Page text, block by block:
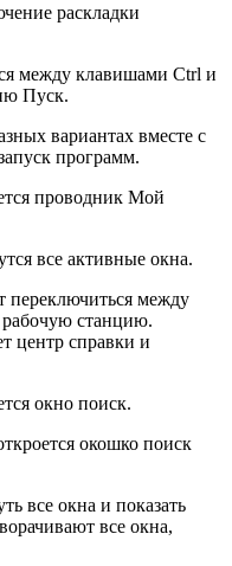
раскладки
между клавишами Ctrl и
Пуск.
вариантах вместе с
программ.
проводник Мой
все активные окна.
переключиться между
рабочую станцию.
центр справки и
окно поиск.
окошко поиск
все окна и показать
все окна,